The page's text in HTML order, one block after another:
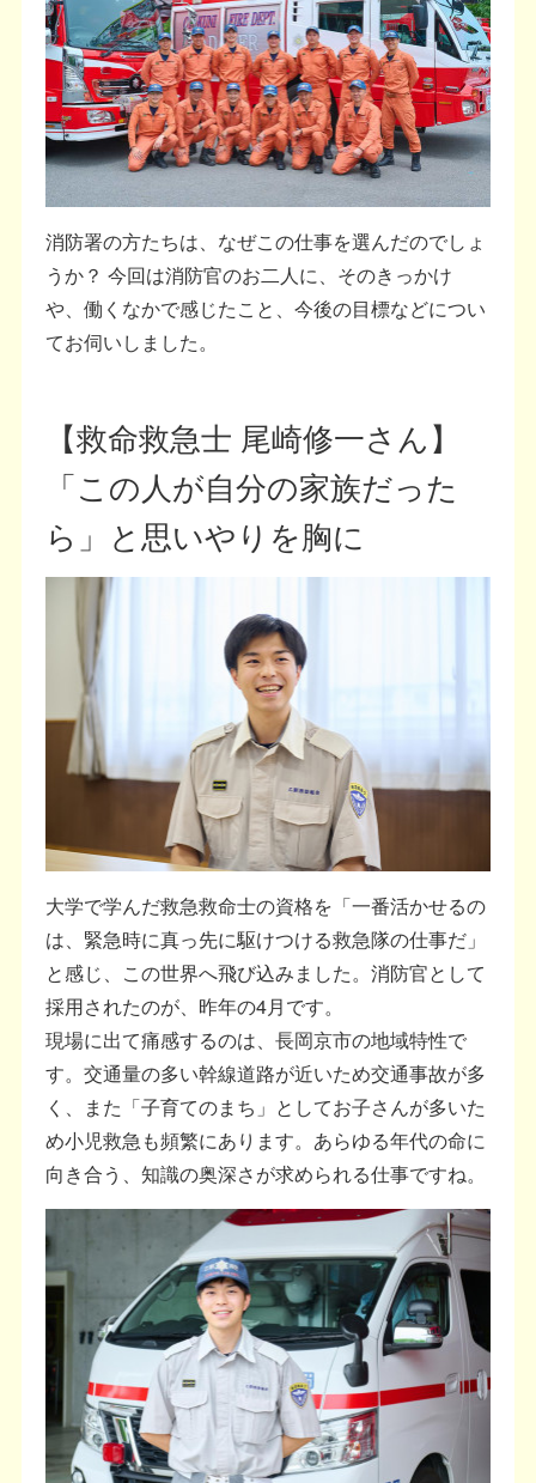
消防署の方たちは、なぜこの仕事を選んだのでしょ
うか？ 今回は消防官のお二人に、そのきっかけ
や、働くなかで感じたこと、今後の目標などについ
てお伺いしました。
【救命救急士 尾崎修一さん】
「この人が自分の家族だった
ら」と思いやりを胸に
大学で学んだ救急救命士の資格を「一番活かせるの
は、緊急時に真っ先に駆けつける救急隊の仕事だ」
と感じ、この世界へ飛び込みました。消防官として
採用されたのが、昨年の4月です。
現場に出て痛感するのは、長岡京市の地域特性で
す。交通量の多い幹線道路が近いため交通事故が多
く、また「子育てのまち」としてお子さんが多いた
め小児救急も頻繁にあります。あらゆる年代の命に
向き合う、知識の奥深さが求められる仕事ですね。